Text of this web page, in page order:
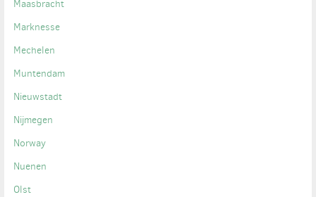
Maasbracht
Marknesse
Mechelen
Muntendam
Nieuwstadt
Nijmegen
Norway
Nuenen
Olst